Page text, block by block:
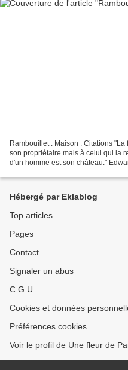
Rambouillet : Maison : Citations
son propriétaire mais à celui qui la
d'un homme est son château."
Hébergé par Eklablog
Top articles
Pages
Contact
Signaler un abus
C.G.U.
Cookies et données
Préférences cookies
Voir le profil de Une fleur de